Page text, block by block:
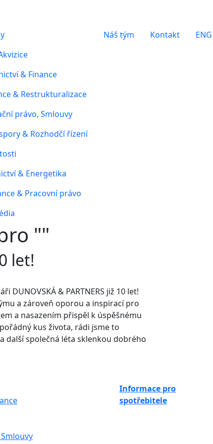
& Finance
& Restrukturalizace
právo, Smlouvy
& Rozhodčí řízení
& Energetika
& Pracovní právo
Náš tým Kontakt ENG
""
let!
DUNOVSKÁ & PARTNERS již 10 let!
a zároveň oporou a inspirací pro
a nasazením přispěl k úspěšnému
kus života, rádi jsme to
další společná léta sklenkou dobrého
Informace pro
spotřebitele